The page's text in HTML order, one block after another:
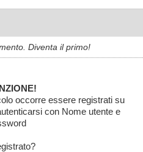
Diventa il primo!
occorre essere registrati su
con Nome utente e